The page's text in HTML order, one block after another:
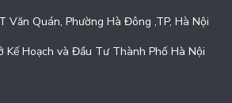
Văn Quán, Phường Hà Đông ,TP, Hà Nội
Kế Hoạch và Đầu Tư Thành Phố Hà Nội